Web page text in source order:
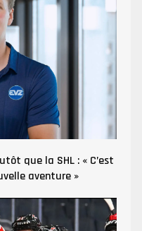
que la SHL : « C’est
aventure »